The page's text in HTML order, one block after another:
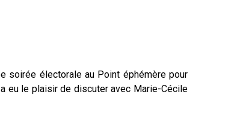
soirée électorale au Point éphémère pour
eu le plaisir de discuter avec Marie-Cécile